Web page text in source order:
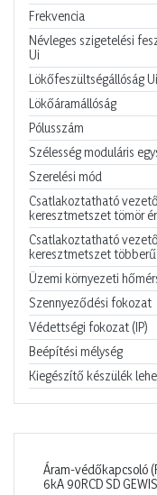
Frekvencia
Névleges szigetelési
Ui
Lökőfeszültségállóság
Lökőáramállóság
Pólusszám
Szélesség moduláris
Szerelési mód
Csatlakoztatható
keresztmetszet tömör ér
Csatlakoztatható
keresztmetszet többerű
Üzemi környezeti
Szennyeződési fokozat
Védettségi fokozat (IP)
Beépítési mélység
Kiegészítő készülék
Áram-védőkapcsoló
6kA 90RCD SD